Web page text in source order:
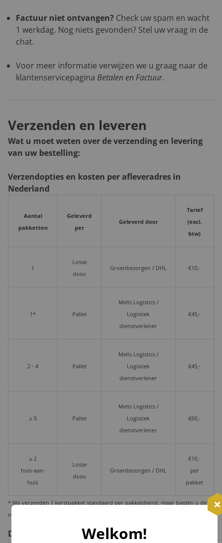
Factuur niet ontvangen? Check uw spam en wacht
1 werkdag. Nog niets gevonden? Stel uw vraag in de
chat.
Voor meer informatie verwijzen we u graag naar de
klantenservicepagina Betalen en Factuur.
Verzenden en leveren
Wat u moet weten over de verzending en levering
van uw bestelling:
Verzendopties en kosten per afleveradres in
Nederland
Aantal
pakketten
Geleverd
per
Geleverd door
Tarief
(excl.
btw)
1
Losse
doos
Groenbezorgen / DHL €10,-
1* Pallet
Melis Logistics /
Logistiek
dienstverlener
€45,-
2 - 4 Pallet
Melis Logistics /
Logistiek
dienstverlener
€45,-
≥ 5 Pallet
Melis Logistics /
Logistiek
dienstverlener
€60,-
≥ 2
huis-aan-
huis
Losse
doos
Groenbezorgen / DHL
€10,-
per
pakket
* Wij verzenden 1 kerstpakket standaard per pakketdienst, maar bieden u de
mogelijkheid deze per pallet te laten leveren i.v.m. veiligheid en zekerheid.
De voor- en nadelen per verzendoptie
Welkom!